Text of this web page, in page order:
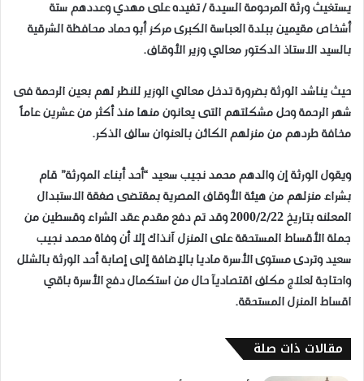
يستغيث ورثة المرحومة السيدة / تفيده على مهدي وعددهم ستة
أشخاص مقيمين ببلدة العباسة الكبرى مركز أبو حماد محافظة الشرقية
بالسيد الاستاذ الدكتور معالي وزير الأوقاف.
حيث يناشد الورثة بضرورة تدخل معالي الوزير للنظر لهم بعين الرحمة فى
شهر الرحمة وحل مشكلتهم التى يعانون منها منذ أكثر من عشرين عاماً
مخافة طردهم من منزلهم الكائن بالعنوان سالف الذكر.
ويقول الورثة إن والدهم محمد نجيب سعيد “أحد أبناء المورثة” قام
بشراء منزلهم من هيئة الأوقاف المصرية بمقتضى صفقة الاستبدال
المعلنه بتاريخ 2000/2/22 وقد تم دفع مقدم عقد الشراء وقسطين من
جملة الأقساط المستحقة على المنزل آنذاك إلا أن وفاة محمد نجيب
سعيد وتردى مستوى الأسرة ماديا بالإضافة إلى إصابة أحد الورثة بالشلل
واحتاجة لعلاج مكلف اقتصاديآ حال من استكمال دفع الأسرة باقي
اقساط المنزل المستحقة.
مقالات ذات صلة